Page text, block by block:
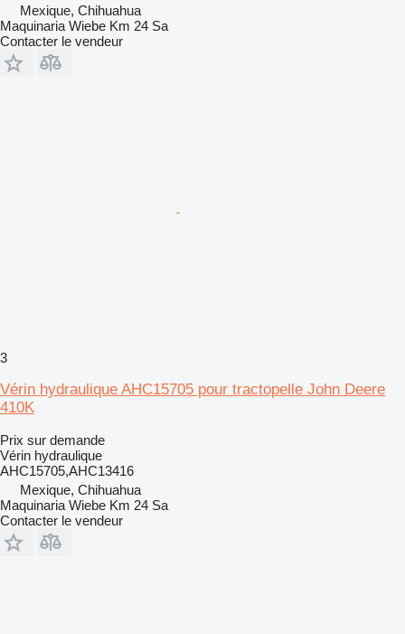
Mexique, Chihuahua
Maquinaria Wiebe Km 24 Sa
Contacter le vendeur
3
Vérin hydraulique AHC15705 pour tractopelle John Deere
410K
Prix sur demande
Vérin hydraulique
AHC15705,AHC13416
Mexique, Chihuahua
Maquinaria Wiebe Km 24 Sa
Contacter le vendeur